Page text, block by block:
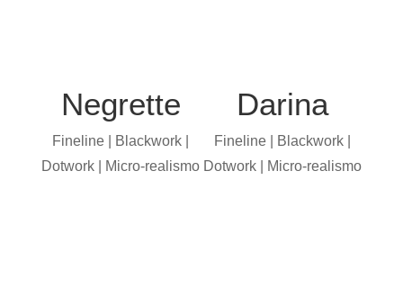
Negrette
Fineline | Blackwork |
Dotwork | Micro-realismo
Darina
Fineline | Blackwork |
Dotwork | Micro-realismo